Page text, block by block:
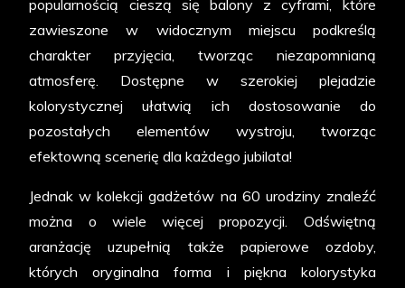
popularnością cieszą się balony z cyframi, które
zawieszone w widocznym miejscu podkreślą
charakter przyjęcia, tworząc niezapomnianą
atmosferę. Dostępne w szerokiej plejadzie
kolorystycznej ułatwią ich dostosowanie do
pozostałych elementów wystroju, tworząc
efektowną scenerię dla każdego jubilata!
Jednak w kolekcji gadżetów na 60 urodziny znaleźć
można o wiele więcej propozycji. Odświętną
aranżację uzupełnią także papierowe ozdoby,
których oryginalna forma i piękna kolorystyka